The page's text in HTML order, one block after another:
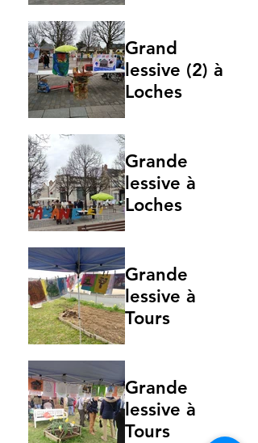
Grand
lessive (2) à
Loches
Grande
lessive à
Loches
Grande
lessive à
Tours
Grande
lessive à
Tours